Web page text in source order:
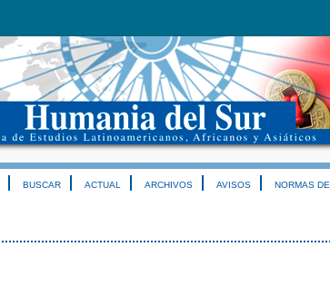
BUSCAR ACTUAL ARCHIVOS AVISOS NORMAS DE